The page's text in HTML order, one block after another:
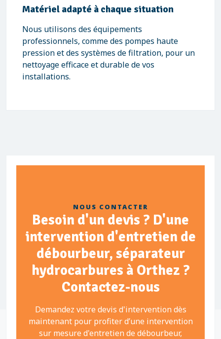
Matériel adapté à chaque situation
Nous utilisons des équipements
professionnels, comme des pompes haute
pression et des systèmes de filtration, pour un
nettoyage efficace et durable de vos
installations.
NOUS CONTACTER
Besoin d'un devis ? D'une
intervention d'entretien de
débourbeur, séparateur
hydrocarbures à Orthez ?
Contactez-nous
Demandez votre devis d'intervention dès
maintenant pour profiter d’une intervention
sur mesure d'entretien de débourbeur,